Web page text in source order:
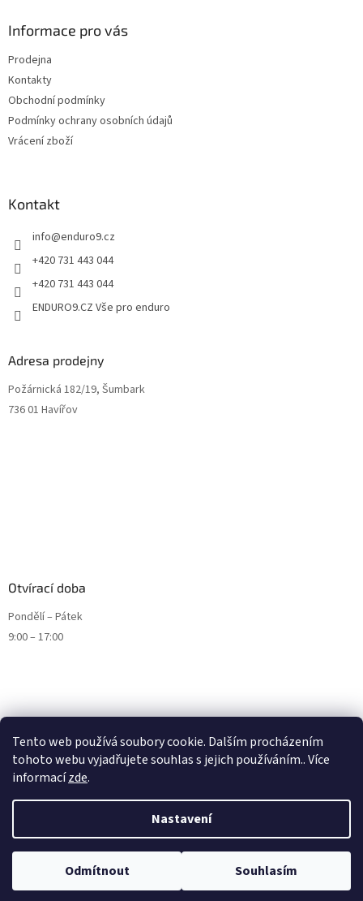
Tento web používá soubory cookie. Dalším procházením
tohoto webu vyjadřujete souhlas s jejich používáním.. Více
informacízde.
Nastavení
Odmítnout Souhlasím
Informace pro vás
Prodejna
Kontakty
Obchodní podmínky
Podmínky ochrany osobních údajů
Vrácení zboží
Kontakt
info@enduro9.cz
+420 731 443 044
+420 731 443 044
ENDURO9.CZ Vše pro enduro
Adresa prodejny
Požárnická 182/19, Šumbark
736 01 Havířov
Otvírací doba
Pondělí – Pátek
9:00 – 17:00
Vytvořil Shoptet
Copyright 2026ENDURO9.CZ . Všechna práva vyhrazena.